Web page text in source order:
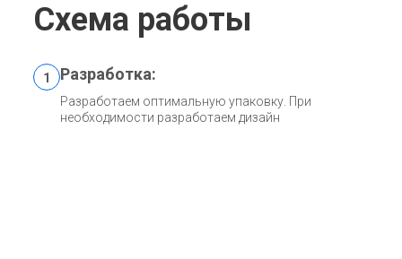
Схема работы
1 Разработка:
Разработаем оптимальную упаковку. При
необходимости разработаем дизайн